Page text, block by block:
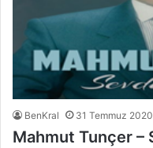
BenKral 31 Temmuz 2020
Mahmut Tunçer –